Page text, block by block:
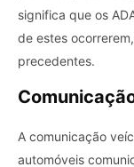
significa que os
de estes
precedentes.
A comunicação
automóveis